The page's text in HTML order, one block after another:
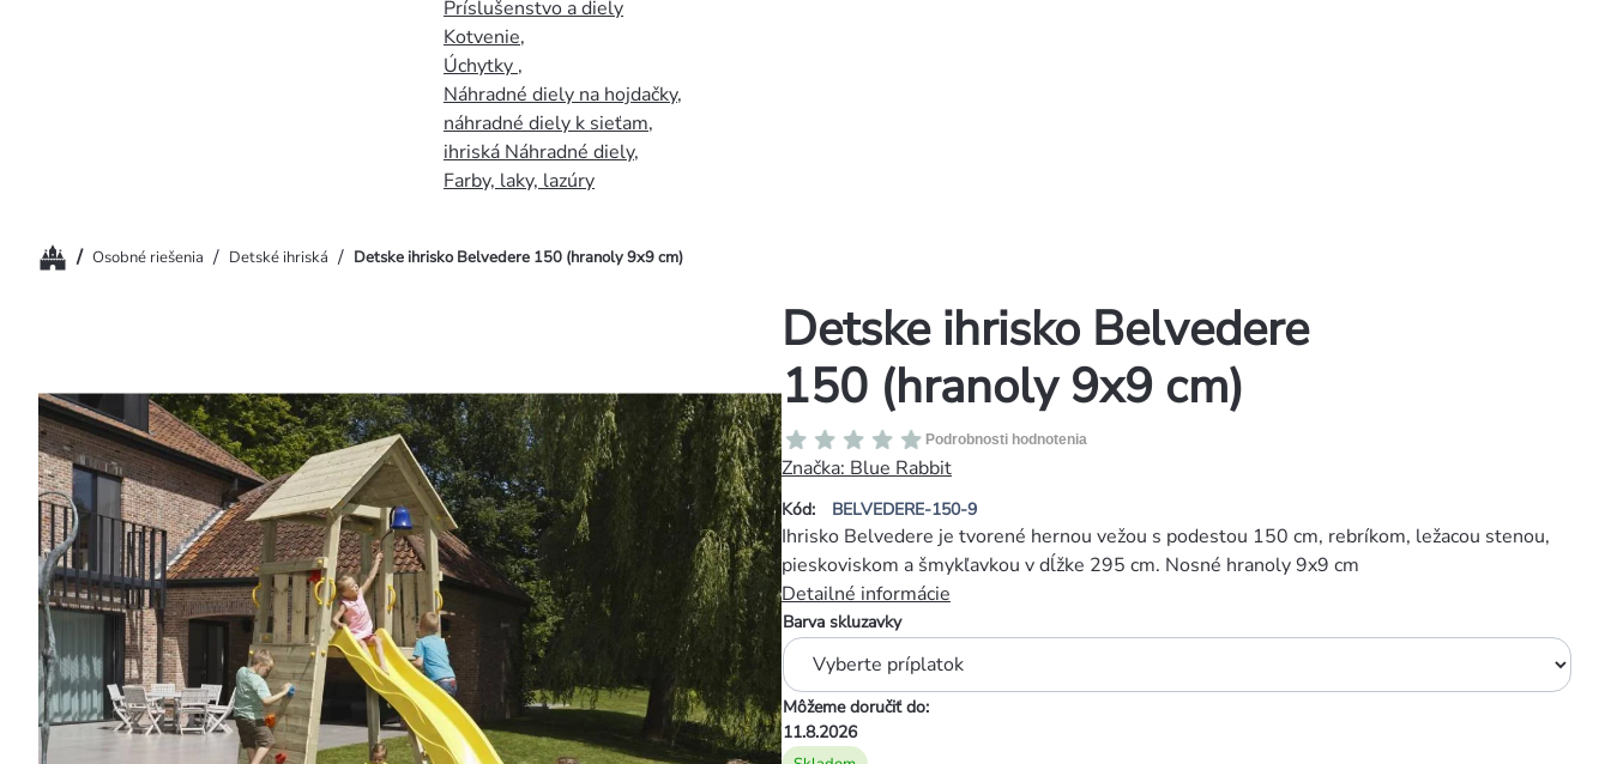
Príslušenstvo a diely
Kotvenie,
Úchytky ,
Náhradné diely na hojdačky,
náhradné diely k sieťam,
ihriská Náhradné diely,
Farby, laky, lazúry
Domov
/ Osobné riešenia / Detské ihriská / Detske ihrisko Belvedere 150 (hranoly 9x9 cm)
Detske ihrisko Belvedere
150 (hranoly 9x9 cm)
Kód: BELVEDERE-150-9
Priemerné
hodnotenie
produktu
je
0,0
z
5
hviezdičiek.
Podrobnosti hodnotenia
Značka: Blue Rabbit
Barva skluzavky
Môžeme doručiť do:
11.8.2026
Ihrisko Belvedere je tvorené hernou vežou s podestou 150 cm, rebríkom, ležacou stenou,
pieskoviskom a šmykľavkou v dĺžke 295 cm. Nosné hranoly 9x9 cm
Detailné informácie